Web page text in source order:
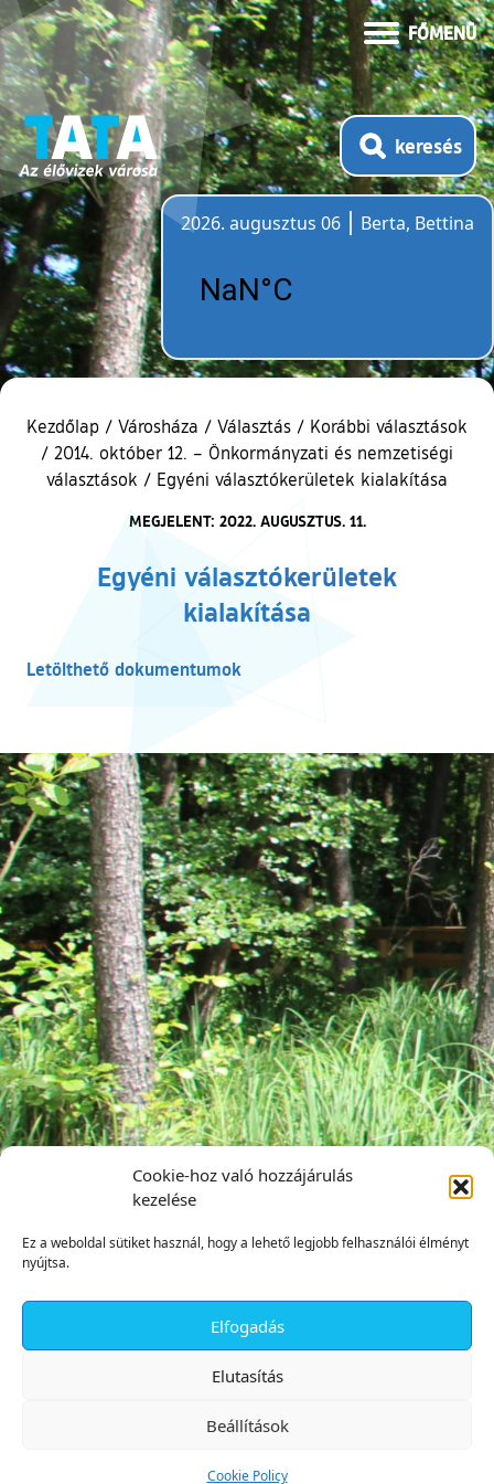
Cookie-hoz való hozzájárulás
kezelése
Ez a weboldal sütiket használ, hogy a lehető legjobb felhasználói élményt
nyújtsa.
Elfogadás
Elutasítás
Beállítások
Cookie Policy
FŐMENÜ
keresés
2026. augusztus 06
Berta, Bettina
Kezdőlap / Városháza / Választás / Korábbi választások
/ 2014. október 12. – Önkormányzati és nemzetiségi
választások / Egyéni választókerületek kialakítása
MEGJELENT: 2022. AUGUSZTUS. 11.
Egyéni választókerületek
kialakítása
Letölthető dokumentumok
✕